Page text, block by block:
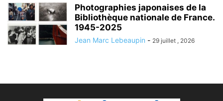
Photographies japonaises de la
Bibliothèque nationale de France.
1945-2025
Jean Marc Lebeaupin - 29 juillet , 2026